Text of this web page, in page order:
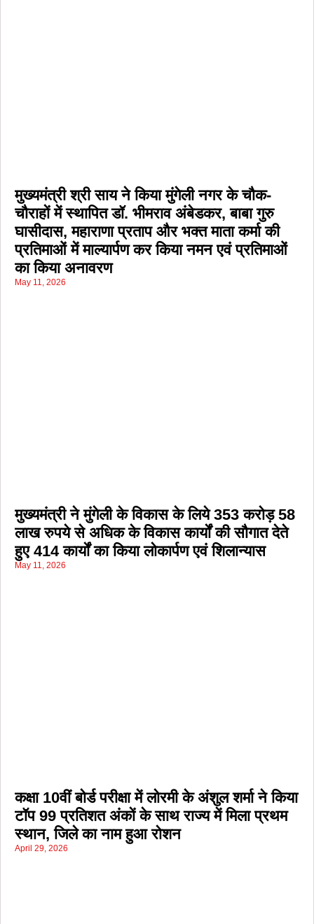
मुख्यमंत्री श्री साय ने किया मुंगेली नगर के चौक-
चौराहों में स्थापित डॉ. भीमराव अंबेडकर, बाबा गुरु
घासीदास, महाराणा प्रताप और भक्त माता कर्मा की
प्रतिमाओं में माल्यार्पण कर किया नमन एवं प्रतिमाओं
का किया अनावरण
May 11, 2026
मुख्यमंत्री ने मुंगेली के विकास के लिये 353 करोड़ 58
लाख रुपये से अधिक के विकास कार्यों की सौगात देते
हुए 414 कार्यों का किया लोकार्पण एवं शिलान्यास
May 11, 2026
कक्षा 10वीं बोर्ड परीक्षा में लोरमी के अंशुल शर्मा ने किया
टॉप 99 प्रतिशत अंकों के साथ राज्य में मिला प्रथम
स्थान, जिले का नाम हुआ रोशन
April 29, 2026